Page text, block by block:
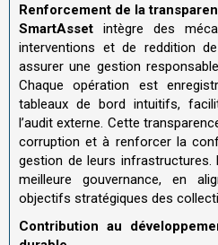
Renforcement de la
SmartAsset intègre des
interventions et de reddition
assurer une gestion
Chaque opération est
tableaux de bord intuitifs,
l’audit externe. Cette
corruption et à renforcer la
gestion de leurs infrastructures.
meilleure gouvernance, en
objectifs stratégiques des
Contribution au